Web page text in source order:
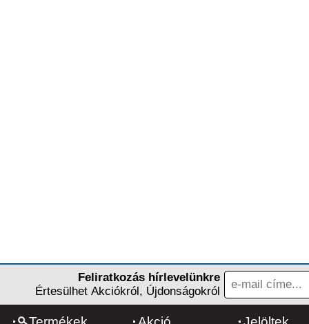
Feliratkozás hírlevelünkre
Értesülhet Akciókról, Újdonságokról